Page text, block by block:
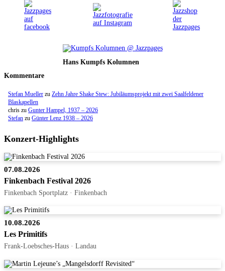
Hans Kumpfs Kolumnen
Kommentare
Stefan Mueller zu Zehn Jahre Shake Stew: Jubiläumsprojekt mit zwei Saalfeldener
Blaskapellen
chris zu Gunter Hampel, 1937 – 2026
Stefan zu Günter Lenz 1938 – 2026
Konzert-Highlights
07.08.2026
Finkenbach Festival 2026
Finkenbach Sportplatz · Finkenbach
10.08.2026
Les Primitifs
Frank-Loebsches-Haus · Landau